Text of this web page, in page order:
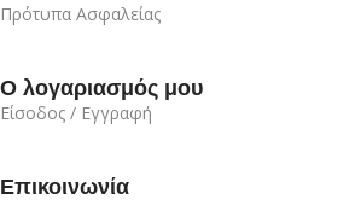
Πρότυπα Ασφαλείας
Ο λογαριασμός μου
Είσοδος / Εγγραφή
Επικοινωνία